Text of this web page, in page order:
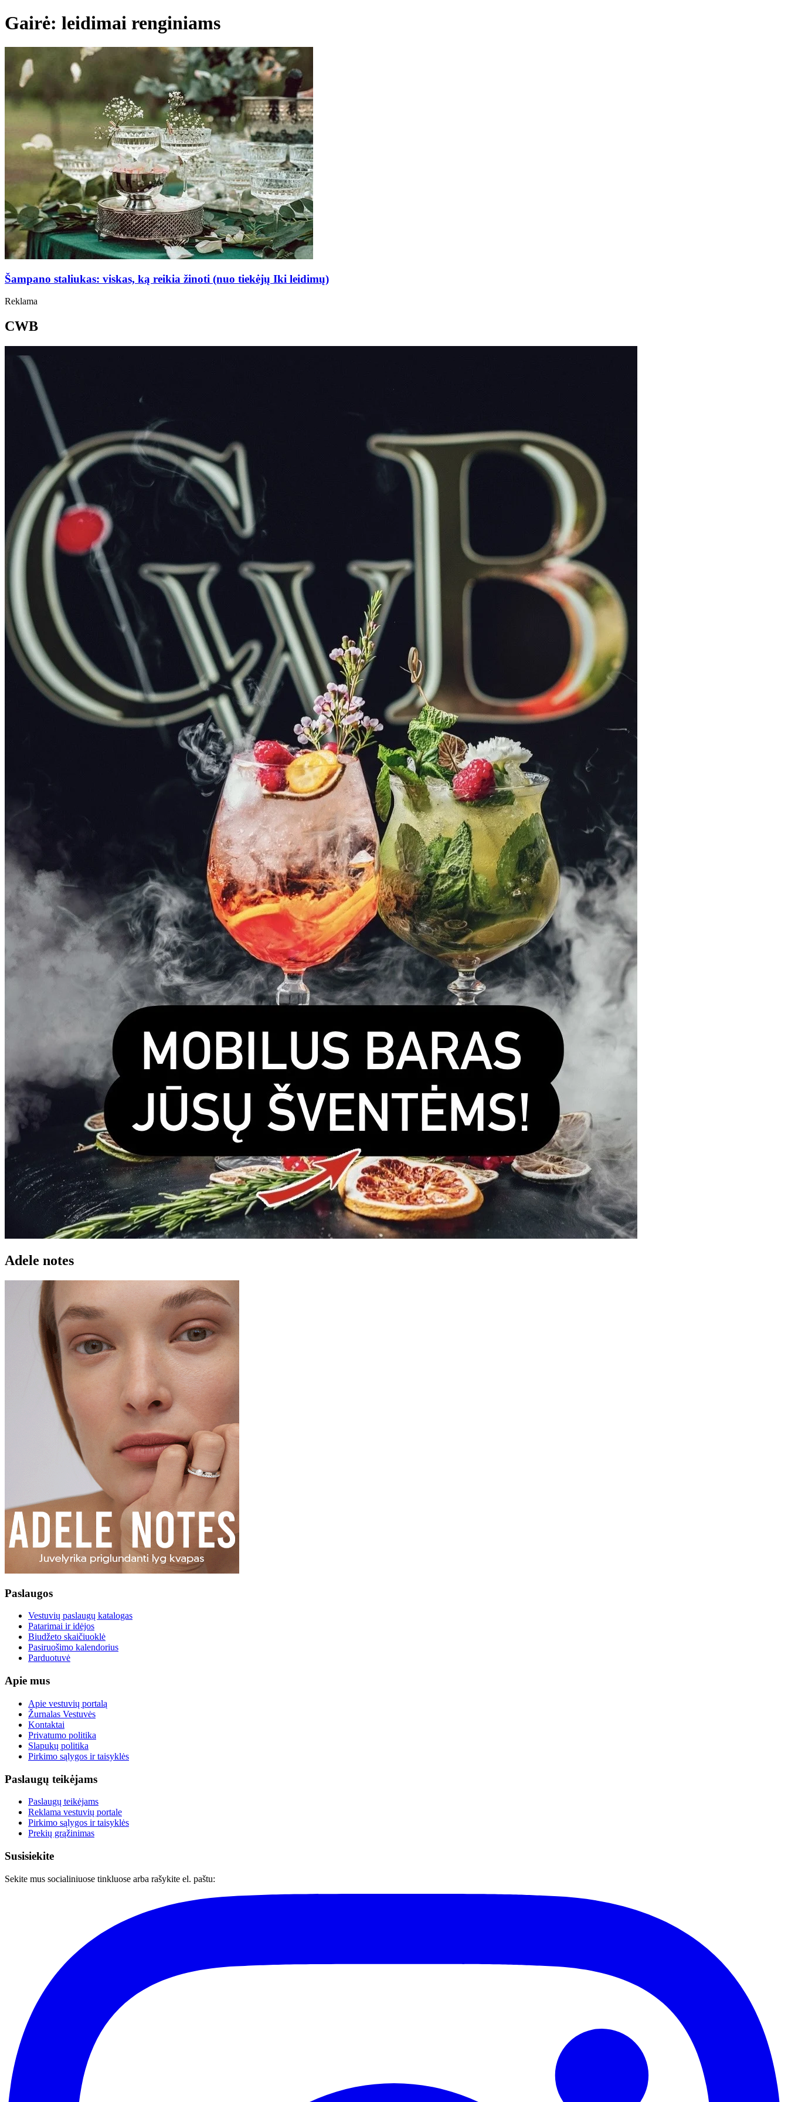
Gairė: leidimai renginiams
Šampano staliukas: viskas, ką reikia žinoti (nuo tiekėjų Iki leidimų)
Reklama
CWB
Adele notes
Paslaugos
Vestuvių paslaugų katalogas
Patarimai ir idėjos
Biudžeto skaičiuoklė
Pasiruošimo kalendorius
Parduotuvė
Apie mus
Apie vestuvių portalą
Žurnalas Vestuvės
Kontaktai
Privatumo politika
Slapukų politika
Pirkimo sąlygos ir taisyklės
Paslaugų teikėjams
Paslaugų teikėjams
Reklama vestuvių portale
Pirkimo sąlygos ir taisyklės
Prekių grąžinimas
Susisiekite
Sekite mus socialiniuose tinkluose arba rašykite el. paštu: